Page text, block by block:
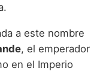
a este nombre
, el emperador
en el Imperio